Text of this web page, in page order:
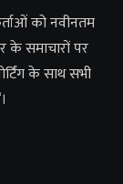
को नवीनतम
के समाचारों पर
के साथ सभी